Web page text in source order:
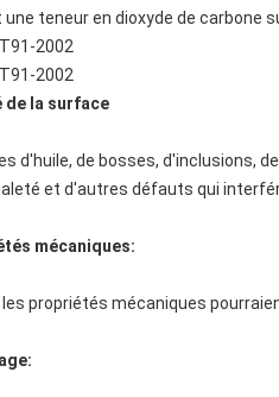
teneur en dioxyde de carbone
2002
2002
de la surface
d'huile, de bosses, d'inclusions,
et d'autres défauts qui
mécaniques:
propriétés mécaniques